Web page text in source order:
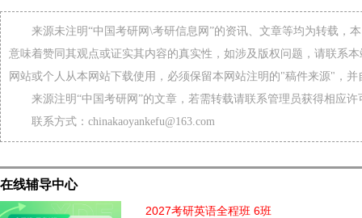
来源未注明“中国考研网\考研信息网”的资讯、文章等均为转载，
意味着赞同其观点或证实其内容的真实性，如涉及版权问题，请联系
网站或个人从本网站下载使用，必须保留本网站注明的"稿件来源"，
来源注明“中国考研网”的文章，若需转载请联系管理员获得相应许
联系方式：chinakaoyankefu@163.com
在线辅导中心
2027考研英语全程班 6班